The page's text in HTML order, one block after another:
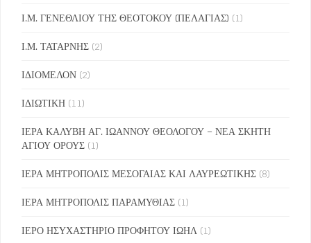
Ι.Μ. ΓΕΝΕΘΛΙΟΥ ΤΗΣ ΘΕΟΤΟΚΟΥ (ΠΕΛΑΓΙΑΣ) (1)
Ι.Μ. ΤΑΤΑΡΝΗΣ (2)
ΙΔΙΟΜΕΛΟΝ (2)
ΙΔΙΩΤΙΚΗ (11)
ΙΕΡΑ ΚΑΛΥΒΗ ΑΓ. ΙΩΑΝΝΟΥ ΘΕΟΛΟΓΟΥ – ΝΕΑ ΣΚΗΤΗ
ΑΓΙΟΥ ΟΡΟΥΣ (1)
ΙΕΡΑ ΜΗΤΡΟΠΟΛΙΣ ΜΕΣΟΓΑΙΑΣ ΚΑΙ ΛΑΥΡΕΩΤΙΚΗΣ (8)
ΙΕΡΑ ΜΗΤΡΟΠΟΛΙΣ ΠΑΡΑΜΥΘΙΑΣ (1)
ΙΕΡΟ ΗΣΥΧΑΣΤΗΡΙΟ ΠΡΟΦΗΤΟΥ ΙΩΗΛ (1)